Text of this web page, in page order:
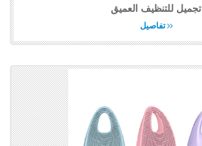
تجميل للتنظيف العميق
تفاصيل